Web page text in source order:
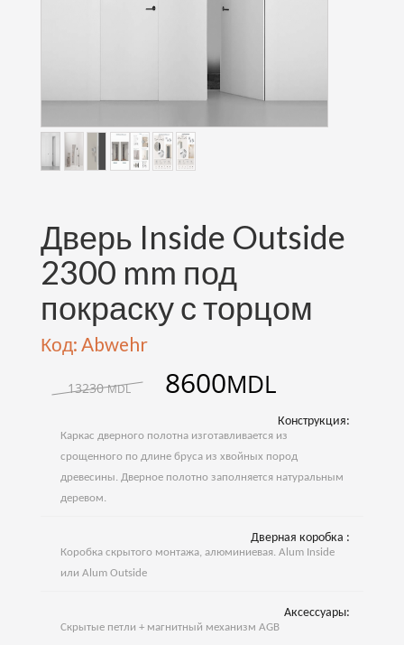
Дверь Inside Outside
2300 mm под
покраску с торцом
Код: Abwehr
13230MDL 8600MDL
Конструкция:
Каркас дверного полотна изготавливается из
срощенного по длине бруса из хвойных пород
древесины. Дверное полотно заполняется натуральным
деревом.
Дверная коробка :
Коробка скрытого монтажа, алюминиевая. Alum Inside
или Alum Outside
Аксессуары:
Скрытые петли + магнитный механизм AGB